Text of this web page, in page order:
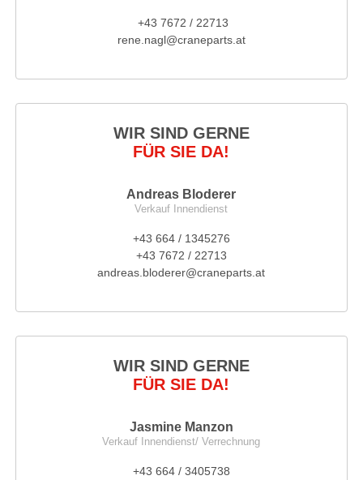
+43 7672 / 22713
rene.nagl@craneparts.at
WIR SIND GERNE
FÜR SIE DA!
Andreas Bloderer
Verkauf Innendienst
+43 664 / 1345276
+43 7672 / 22713
andreas.bloderer@craneparts.at
WIR SIND GERNE
FÜR SIE DA!
Jasmine Manzon
Verkauf Innendienst/ Verrechnung
+43 664 / 3405738